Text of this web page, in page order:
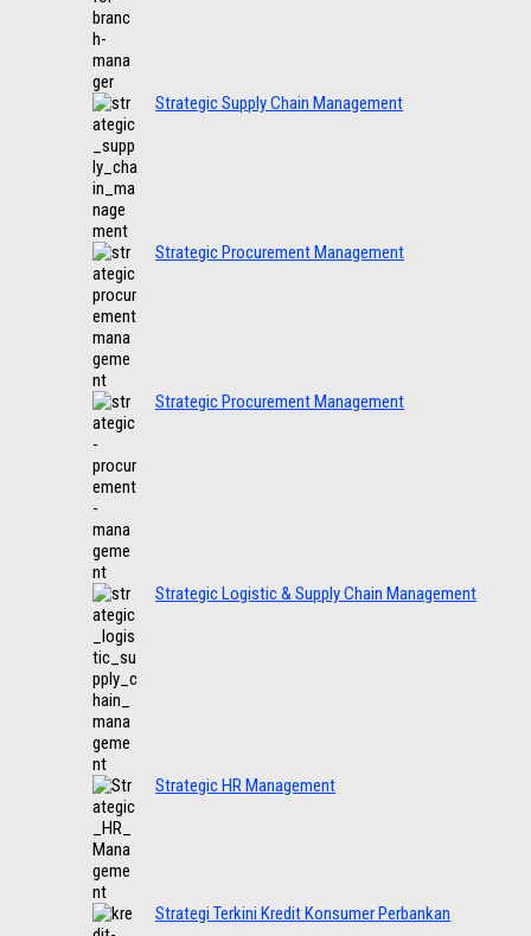
Strategic Supply Chain Management
Strategic Procurement Management
Strategic Procurement Management
Strategic Logistic & Supply Chain Management
Strategic HR Management
Strategi Terkini Kredit Konsumer Perbankan